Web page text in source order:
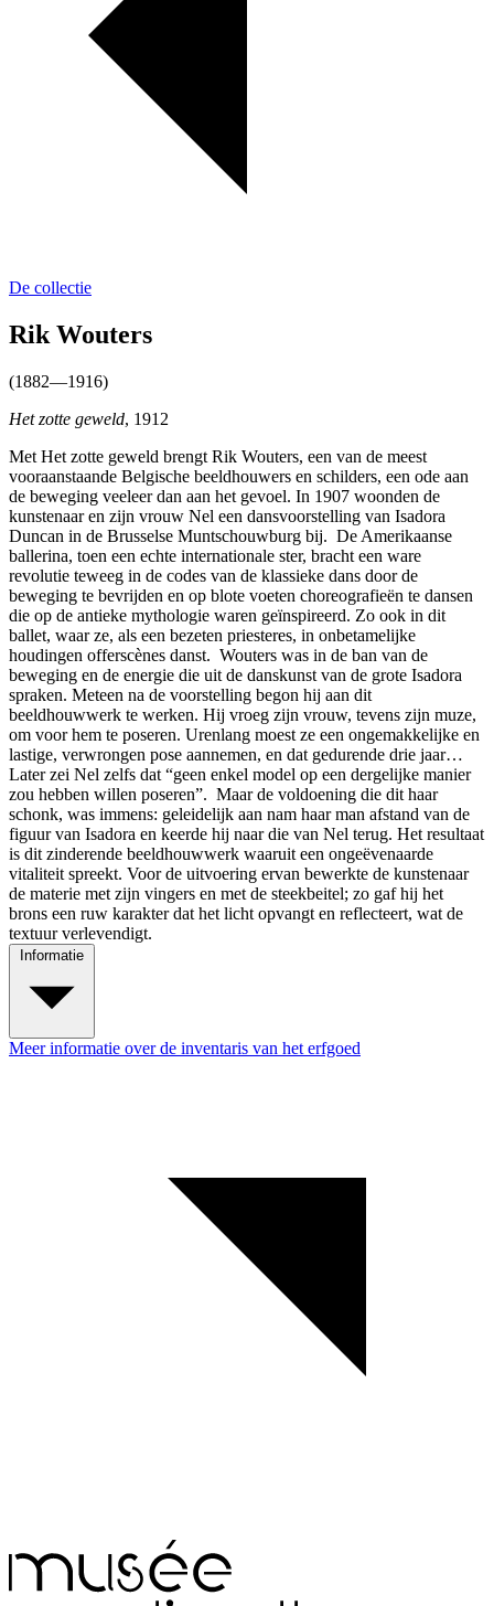
De collectie
Rik Wouters
(1882—1916)
Het zotte geweld, 1912
Met Het zotte geweld brengt Rik Wouters, een van de meest
vooraanstaande Belgische beeldhouwers en schilders, een ode aan
de beweging veeleer dan aan het gevoel. In 1907 woonden de
kunstenaar en zijn vrouw Nel een dansvoorstelling van Isadora
Duncan in de Brusselse Muntschouwburg bij. De Amerikaanse
ballerina, toen een echte internationale ster, bracht een ware
revolutie teweeg in de codes van de klassieke dans door de
beweging te bevrijden en op blote voeten choreografieën te dansen
die op de antieke mythologie waren geïnspireerd. Zo ook in dit
ballet, waar ze, als een bezeten priesteres, in onbetamelijke
houdingen offerscènes danst. Wouters was in de ban van de
beweging en de energie die uit de danskunst van de grote Isadora
spraken. Meteen na de voorstelling begon hij aan dit
beeldhouwwerk te werken. Hij vroeg zijn vrouw, tevens zijn muze,
om voor hem te poseren. Urenlang moest ze een ongemakkelijke en
lastige, verwrongen pose aannemen, en dat gedurende drie jaar…
Later zei Nel zelfs dat “geen enkel model op een dergelijke manier
zou hebben willen poseren”. Maar de voldoening die dit haar
schonk, was immens: geleidelijk aan nam haar man afstand van de
figuur van Isadora en keerde hij naar die van Nel terug. Het resultaat
is dit zinderende beeldhouwwerk waaruit een ongeëvenaarde
vitaliteit spreekt. Voor de uitvoering ervan bewerkte de kunstenaar
de materie met zijn vingers en met de steekbeitel; zo gaf hij het
brons een ruw karakter dat het licht opvangt en reflecteert, wat de
textuur verlevendigt.
Informatie
Meer informatie over de inventaris van het erfgoed